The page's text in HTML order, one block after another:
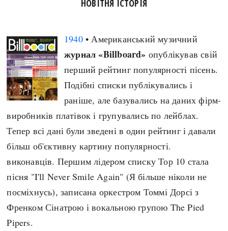
НОВІТНЯ ІСТОРІЯ
1940• Американський музичний
журнал «Billboard» опублікував свій
перший рейтинг популярності пісень.
Подібні списки публікувались і
раніше, але базувались на даних фірм-
виробників платівок і групувались по лейблах.
Тепер всі дані були зведені в один рейтинг і давали
більш об'єктивну картину популярності.
виконавців. Першим лідером списку Тор 10 стала
пісня "I'll Never Smile Again" (Я більше ніколи не
посміхнусь), записана оркестром Томмі Дорсі з
Френком Сінатрою і вокальною групою The Pied
Pipers.